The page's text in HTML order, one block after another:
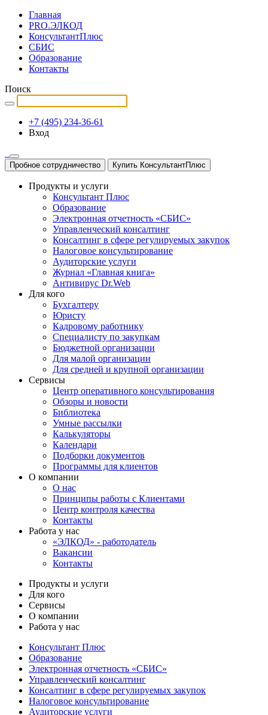
Главная
PRO.ЭЛКОД
КонсультантПлюс
СБИС
Образование
Контакты
Поиск
+7 (495) 234-36-61
Вход
Пробное сотрудничество Купить КонсультантПлюс
Продукты и услуги
Консультант Плюс
Образование
Электронная отчетность «СБИС»
Управленческий консалтинг
Консалтинг в сфере регулируемых закупок
Налоговое консультирование
Аудиторские услуги
Журнал «Главная книга»
Антивирус Dr.Web
Для кого
Бухгалтеру
Юристу
Кадровому работнику
Специалисту по закупкам
Бюджетной организации
Для малой организации
Для средней и крупной организации
Сервисы
Центр оперативного консультирования
Обзоры и новости
Библиотека
Умные рассылки
Калькуляторы
Календари
Подборки документов
Программы для клиентов
О компании
О нас
Принципы работы с Клиентами
Центр контроля качества
Контакты
Работа у нас
«ЭЛКОД» - работодатель
Вакансии
Контакты
Продукты и услуги
Для кого
Сервисы
О компании
Работа у нас
Консультант Плюс
Образование
Электронная отчетность «СБИС»
Управленческий консалтинг
Консалтинг в сфере регулируемых закупок
Налоговое консультирование
Аудиторские услуги